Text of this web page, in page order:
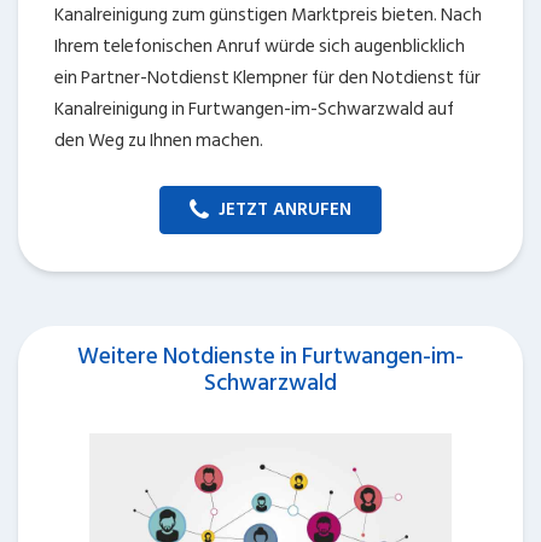
Kanalreinigung zum günstigen Marktpreis bieten. Nach
Ihrem telefonischen Anruf würde sich augenblicklich
ein Partner-Notdienst Klempner für den Notdienst für
Kanalreinigung in Furtwangen-im-Schwarzwald auf
den Weg zu Ihnen machen.
JETZT ANRUFEN
Weitere Notdienste in Furtwangen-im-
Schwarzwald